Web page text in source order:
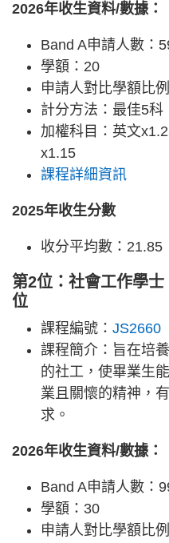
2026年收生資料/數據：
Band A申請人數：
學額：20
申請人對比學額比
計分方法：最佳5科
加權科目：英文
x1.15
課程詳細資訊
2025年收生分數
收分平均數：21.85
第2位：社會工作學
位
課程編號： JS2660
課程簡介：旨在培
的社工，使畢業生
業且關懷的精神，
求。
2026年收生資料/數據：
Band A申請人數：
學額：30
申請人對比學額比